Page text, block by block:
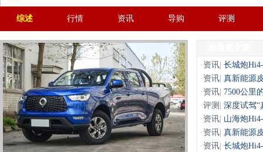
综述 行情 资讯 导购 评测
· 资讯 长城炮
· 资讯 真新能源
· 资讯 7500公里
·评测
深度试驾“
· 资讯 山海炮
· 资讯 真新能源
· 资讯 长城炮